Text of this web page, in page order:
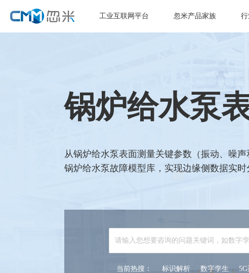
工业互联网平台 忽米产品家族
锅炉给水泵
从锅炉给水泵表面测量关键参数（振动、噪
锅炉给水泵故障模型库，实现边缘侧数据实
当前热搜： 标识解析 数字孪生